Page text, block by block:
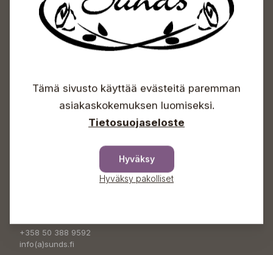
Avoinna
Arkisin 09-18
Info & vaihde
+358 50 388 9592
+358 50 388 9592
info(a)sunds.fi
Tämä sivusto käyttää evästeitä paremman
asiakaskokemuksen luomiseksi.
Tietosuojaseloste
Hyväksy
Hyväksy pakolliset